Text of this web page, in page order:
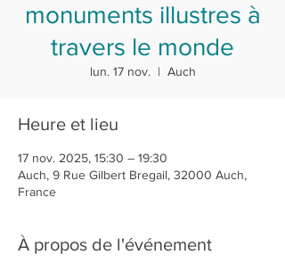
monuments illustres à
travers le monde
lun. 17 nov.
  |
Auch
Heure et lieu
17 nov. 2025, 15:30 – 19:30
Auch, 9 Rue Gilbert Bregail, 32000 Auch,
France
À propos de l'événement